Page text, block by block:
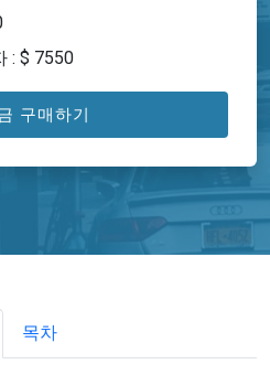
: $ 7550
구매하기
목차